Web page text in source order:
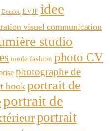
Doudou EVJF idee
visuel communication
studio
mode fashion photo CV
photographe de
bookportrait de
portrait de
portrait